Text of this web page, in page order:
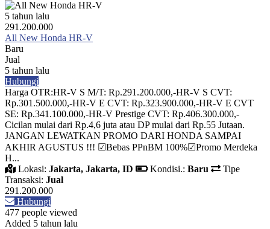
5 tahun lalu
291.200.000
All New Honda HR-V
Baru
Jual
5 tahun lalu
Hubungi
Harga OTR:HR-V S M/T: Rp.291.200.000,-HR-V S CVT:
Rp.301.500.000,-HR-V E CVT: Rp.323.900.000,-HR-V E CVT
SE: Rp.341.100.000,-HR-V Prestige CVT: Rp.406.300.000,-
Cicilan mulai dari Rp.4,6 juta atau DP mulai dari Rp.55 Jutaan.
JANGAN LEWATKAN PROMO DARI HONDA SAMPAI
AKHIR AGUSTUS !!! ☑Bebas PPnBM 100%☑Promo Merdeka
H...
Lokasi: Jakarta, Jakarta, ID Kondisi.: Baru
Tipe
Transaksi: Jual
291.200.000
Hubungi
477 people viewed
Added 5 tahun lalu